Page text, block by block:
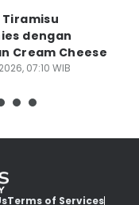
Tiramisu
dengan
Cream Cheese
07:10 WIB
Terms of Services